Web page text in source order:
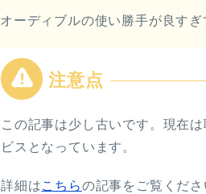
オーディブルの使い勝手が良す
この記事は少し古いです。現在
ビスとなっています。
詳細はこちらの記事をご覧くだ